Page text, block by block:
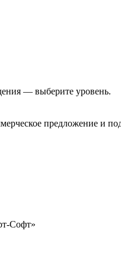
— выберите уровень.
предложение и
Софт»